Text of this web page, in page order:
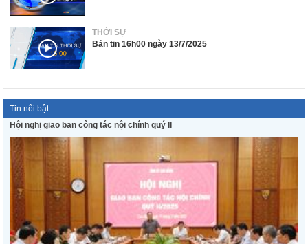
THỜI SỰ
Bản tin 16h00 ngày 13/7/2025
Tin nổi bật
Hội nghị giao ban công tác nội chính quý II